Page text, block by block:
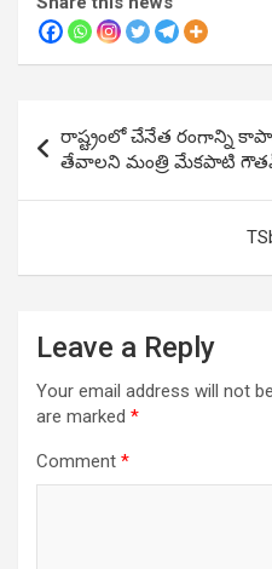
navigation
రాష్ట్రంలో చేనేత రంగాన్ని
తేవాలని మంత్రి మేకపాటి
Leave a Reply
Your email address will not
are marked *
Comment *